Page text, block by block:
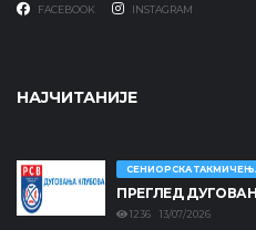
FACEBOOK INSTAGRAM
НАЈЧИТАНИЈЕ
СЕНИОРСКА
ПРЕГЛЕД
1236 13/07/2026